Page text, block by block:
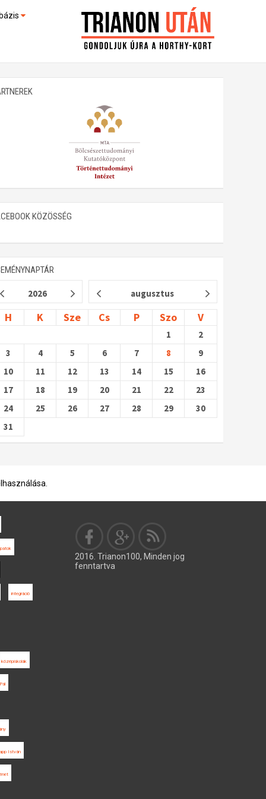
(feltöltés alatt)
KÖZÖSSÉG
2026 augusztus
H K Sze Cs P Szo V
1
2
3
4 5 6 7 8
9
10
11 12 13 14 15
16
17
18 19 20 21 22
23
24
25 26 27 28 29
30
31
integráció
középiskolák
István
2016. Trianon100, Minden jog
fenntartva